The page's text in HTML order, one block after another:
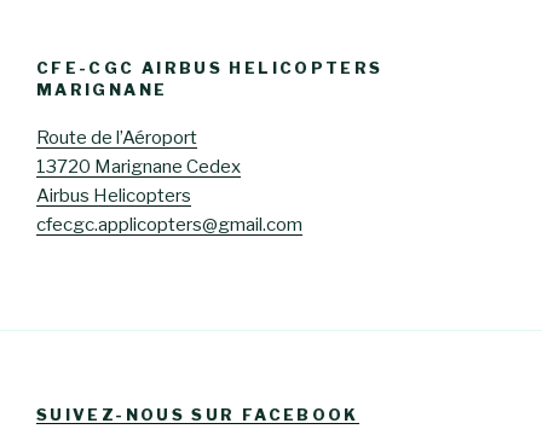
CFE-CGC AIRBUS HELICOPTERS
MARIGNANE
Route de l’Aéroport
13720 Marignane Cedex
Airbus Helicopters
cfecgc.applicopters@gmail.com
SUIVEZ-NOUS SUR FACEBOOK